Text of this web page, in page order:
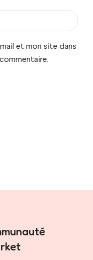
et mon site dans